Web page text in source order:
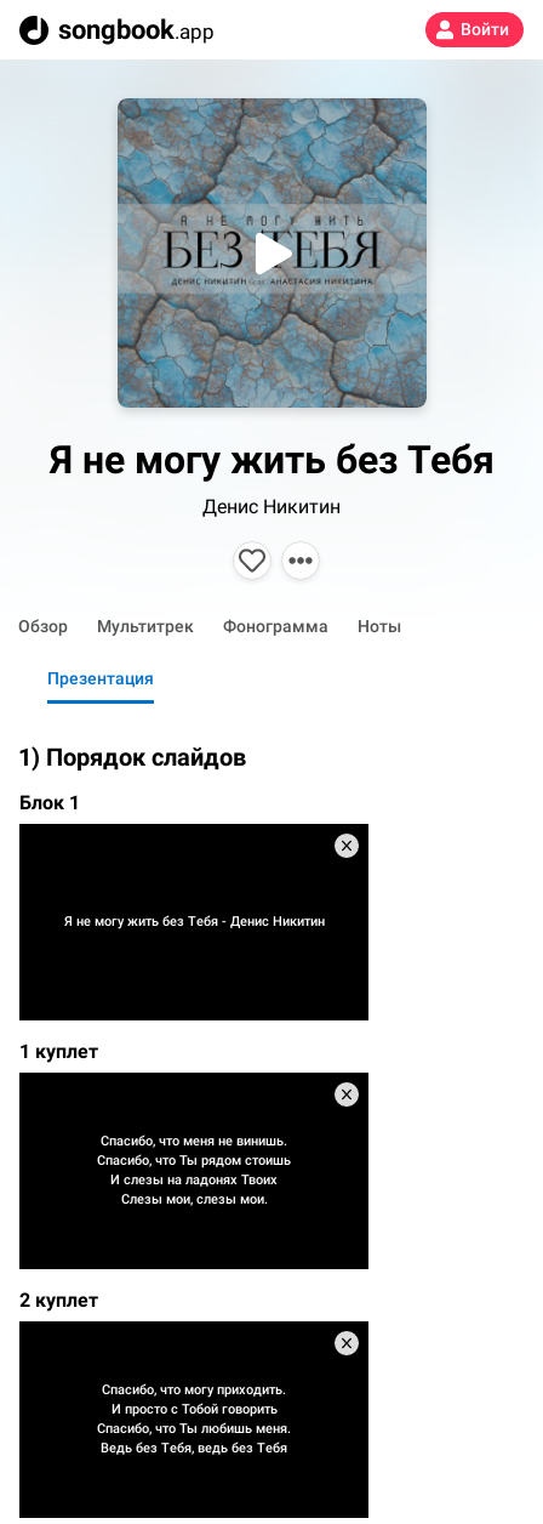
songbook.app Войти
Я не могу жить без Тебя
Денис Никитин
Обзор Мультитрек Фонограмма Ноты
Презентация
1) Порядок слайдов
Блок 1
Я не могу жить без Тебя - Денис Никитин
1 куплет
Спасибо, что меня не винишь.
Спасибо, что Ты рядом стоишь
И слезы на ладонях Твоих
Слезы мои, слезы мои.
2 куплет
Спасибо, что могу приходить.
И просто с Тобой говорить
Спасибо, что Ты любишь меня.
Ведь без Тебя, ведь без Тебя